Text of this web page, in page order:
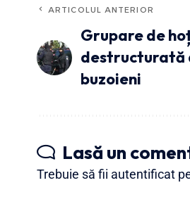
ARTICOLUL ANTERIOR
Grupare de
destructurată
buzoieni
Lasă un
Trebuie să fii autentificat